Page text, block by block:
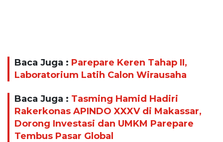
Baca Juga : Parepare Keren Tahap II,
Laboratorium Latih Calon Wirausaha
Baca Juga : Tasming Hamid Hadiri
Rakerkonas APINDO XXXV di Makassar,
Dorong Investasi dan UMKM Parepare
Tembus Pasar Global